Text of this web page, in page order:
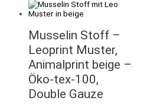
Musselin Stoff –
Leoprint Muster,
Animalprint beige –
Öko-tex-100,
Double Gauze